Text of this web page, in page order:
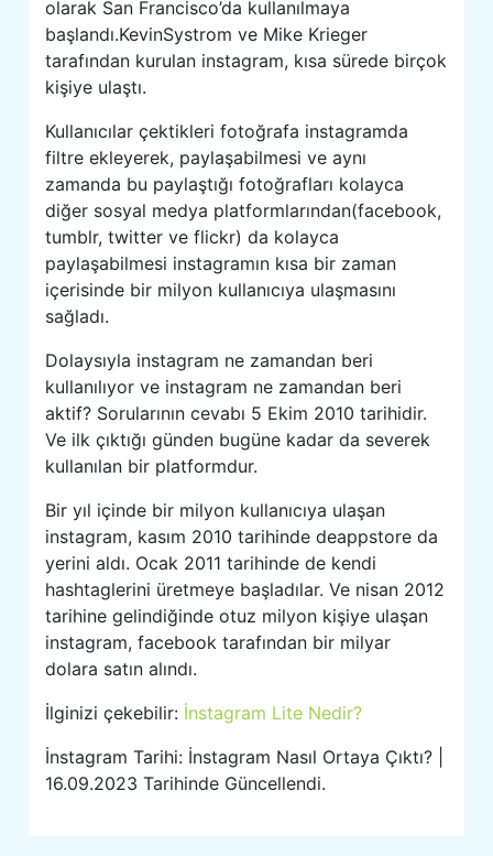
olarak San Francisco’da kullanılmaya
başlandı.KevinSystrom ve Mike Krieger
tarafından kurulan instagram, kısa sürede birçok
kişiye ulaştı.
Kullanıcılar çektikleri fotoğrafa instagramda
filtre ekleyerek, paylaşabilmesi ve aynı
zamanda bu paylaştığı fotoğrafları kolayca
diğer sosyal medya platformlarından(facebook,
tumblr, twitter ve flickr) da kolayca
paylaşabilmesi instagramın kısa bir zaman
içerisinde bir milyon kullanıcıya ulaşmasını
sağladı.
Dolaysıyla instagram ne zamandan beri
kullanılıyor ve instagram ne zamandan beri
aktif? Sorularının cevabı 5 Ekim 2010 tarihidir.
Ve ilk çıktığı günden bugüne kadar da severek
kullanılan bir platformdur.
Bir yıl içinde bir milyon kullanıcıya ulaşan
instagram, kasım 2010 tarihinde deappstore da
yerini aldı. Ocak 2011 tarihinde de kendi
hashtaglerini üretmeye başladılar. Ve nisan 2012
tarihine gelindiğinde otuz milyon kişiye ulaşan
instagram, facebook tarafından bir milyar
dolara satın alındı.
İlginizi çekebilir: İnstagram Lite Nedir?
İnstagram Tarihi: İnstagram Nasıl Ortaya Çıktı? |
16.09.2023 Tarihinde Güncellendi.